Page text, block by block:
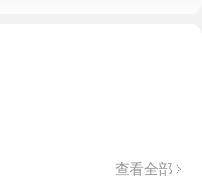
查看全部